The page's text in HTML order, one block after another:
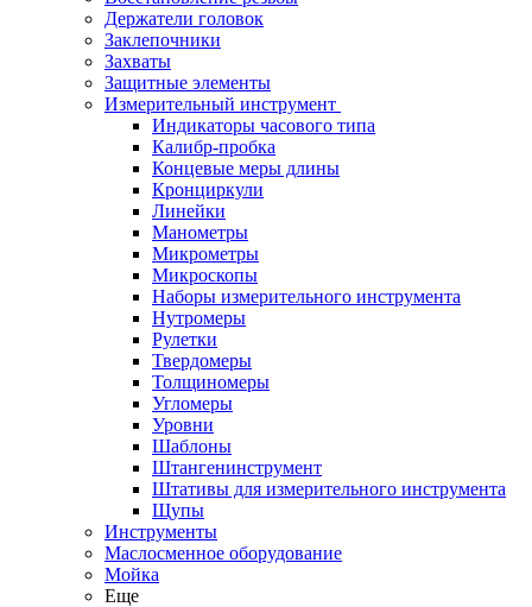
Держатели головок
Заклепочники
Захваты
Защитные элементы
Измерительный инструмент
Индикаторы часового типа
Калибр-пробка
Концевые меры длины
Кронциркули
Линейки
Манометры
Микрометры
Микроскопы
Наборы измерительного инструмента
Нутромеры
Рулетки
Твердомеры
Толщиномеры
Угломеры
Уровни
Шаблоны
Штангенинструмент
Штативы для измерительного инструмента
Щупы
Инструменты
Маслосменное оборудование
Мойка
Еще